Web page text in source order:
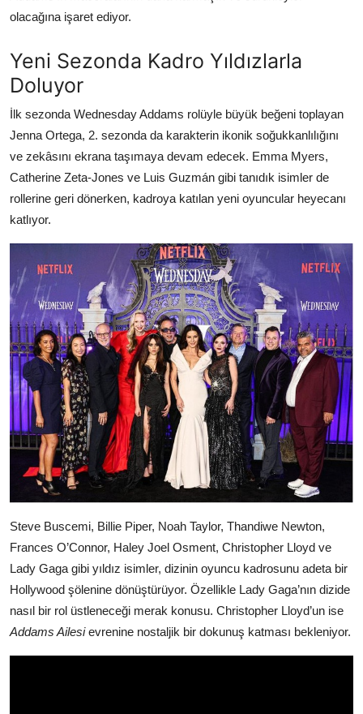
olacağına işaret ediyor.
Yeni Sezonda Kadro Yıldızlarla
Doluyor
İlk sezonda Wednesday Addams rolüyle büyük beğeni toplayan
Jenna Ortega, 2. sezonda da karakterin ikonik soğukkanlılığını
ve zekâsını ekrana taşımaya devam edecek. Emma Myers,
Catherine Zeta-Jones ve Luis Guzmán gibi tanıdık isimler de
rollerine geri dönerken, kadroya katılan yeni oyuncular heyecanı
katlıyor.
Steve Buscemi, Billie Piper, Noah Taylor, Thandiwe Newton,
Frances O’Connor, Haley Joel Osment, Christopher Lloyd ve
Lady Gaga gibi yıldız isimler, dizinin oyuncu kadrosunu adeta bir
Hollywood şölenine dönüştürüyor. Özellikle Lady Gaga’nın dizide
nasıl bir rol üstleneceği merak konusu. Christopher Lloyd’un ise
Addams Ailesievrenine nostaljik bir dokunuş katması bekleniyor.